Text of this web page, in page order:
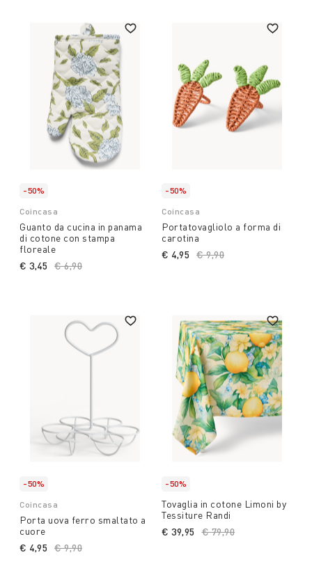
-50%
Coincasa
Guanto da cucina in panama
di cotone con stampa
floreale
Price reduced from
€ 6,90
€ 3,45
-50%
Coincasa
Portatovagliolo a forma di
carotina
Price reduced from
€ 9,90
€ 4,95
-50%
Coincasa
Porta uova ferro smaltato a
cuore
Price reduced from
€ 9,90
€ 4,95
-50%
Tovaglia in cotone Limoni by
Tessiture Randi
Price reduced from
€ 79,90
€ 39,95